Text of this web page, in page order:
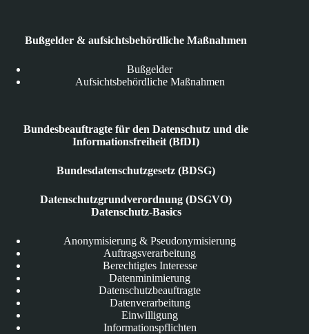
Bußgelder & aufsichtsbehördliche Maßnahmen
Bußgelder
Aufsichtsbehördliche Maßnahmen
Bundesbeauftragte für den Datenschutz und die
Informationsfreiheit (BfDI)
Bundesdatenschutzgesetz (BDSG)
Datenschutzgrundverordnung (DSGVO)
Datenschutz-Basics
Anonymisierung & Pseudonymisierung
Auftragsverarbeitung
Berechtigtes Interesse
Datenminimierung
Datenschutzbeauftragte
Datenverarbeitung
Einwilligung
Informationspflichten